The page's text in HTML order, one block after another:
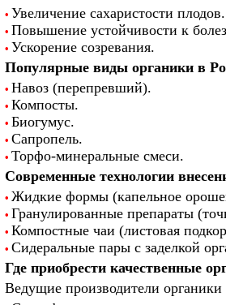
• Увеличение сахаристости плодов.
• Повышение устойчивости к
• Ускорение созревания.
Популярные виды органики в
• Навоз (перепревший).
• Компосты.
• Биогумус.
• Сапропель.
• Торфо-минеральные смеси.
Современные технологии
• Жидкие формы (капельное
• Гранулированные препараты
• Компостные чаи (листовая
• Сидеральные пары с заделкой
Где приобрести качественные
Ведущие производители